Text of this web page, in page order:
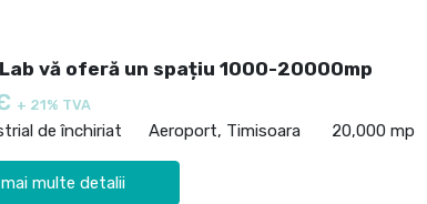
vă oferă un spațiu 1000-20000mp
+ 21% TVA
de închiriat Aeroport, Timisoara 20,000 mp
multe detalii